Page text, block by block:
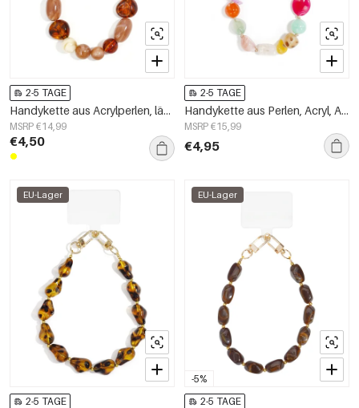
2-5 TAGE
Handykette aus Acrylperlen, lässiges Accessoire für jeden Tag
MSRP €14,99
€4,50
2-5 TAGE
Handykette aus Perlen, Acryl, Alltagsaccessoires
MSRP €15,99
€4,95
EU-Lager
2-5 TAGE
-5%
EU-Lager
2-5 TAGE